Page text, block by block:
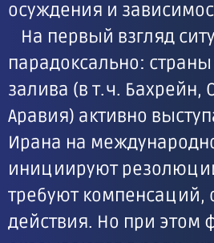
осуждения и
На первый взгляд
парадоксально:
залива (в т. ч. Бахрейн,
Аравия) активно
Ирана на
инициируют
требуют компенсаций,
действия. Но при этом